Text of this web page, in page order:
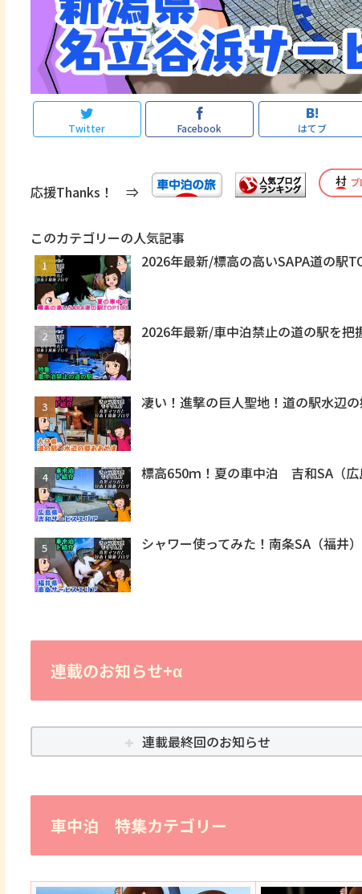
Twitter Facebook はてブ
応援Thanks！ ⇒
このカテゴリーの人気記事
2026年最新/標高の高いSAPA道の駅
2026年最新/車中泊禁止の道の駅を把
凄い！進撃の巨人聖地！道の駅水辺
標高650ｍ！夏の車中泊 吉和SA（
シャワー使ってみた！南条SA（福井
連載のお知らせ+α
連載最終回のお知らせ
車中泊 特集カテゴリー